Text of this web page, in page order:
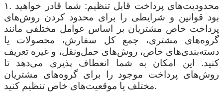
۱. محدودیت‌های پرداخت قابل تنظیم: شما قادر خواهید
بود قوانین و شرایطی را برای محدود کردن روش‌های
پرداخت خاص مشتریان بر اساس عوامل مختلفی مانند
گروه‌های مشتری، جمع کل سفارش، محصولات یا
دسته‌بندی‌های خاص، روش‌های حمل‌ونقل، و غیره تعریف
کنید. این امکان به شما انعطاف پذیری می‌دهد تا
روش‌های پرداخت موجود را برای گروه‌های مشتریان
مختلف یا موقعیت‌های خاص تنظیم کنید.